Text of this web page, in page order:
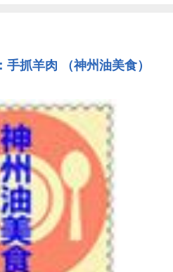
手抓羊肉 （神州油美食）